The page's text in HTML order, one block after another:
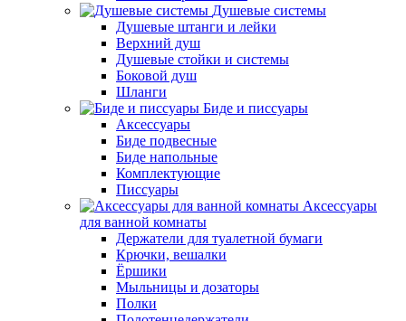
Душевые системы
Душевые штанги и лейки
Верхний душ
Душевые стойки и системы
Боковой душ
Шланги
Биде и писсуары
Аксессуары
Биде подвесные
Биде напольные
Комплектующие
Писсуары
Аксессуары
для ванной комнаты
Держатели для туалетной бумаги
Крючки, вешалки
Ёршики
Мыльницы и дозаторы
Полки